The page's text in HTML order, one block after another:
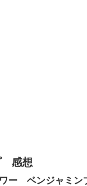
感想
ー ベンジャミン